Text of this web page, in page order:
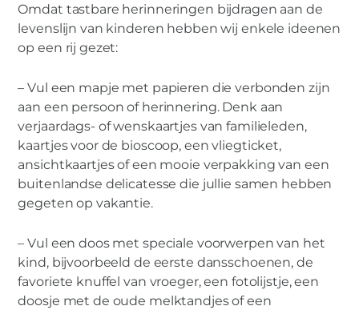
Omdat tastbare herinneringen bijdragen aan de
levenslijn van kinderen hebben wij enkele ideenen
op een rij gezet:
– Vul een mapje met papieren die verbonden zijn
aan een persoon of herinnering. Denk aan
verjaardags- of wenskaartjes van familieleden,
kaartjes voor de bioscoop, een vliegticket,
ansichtkaartjes of een mooie verpakking van een
buitenlandse delicatesse die jullie samen hebben
gegeten op vakantie.
– Vul een doos met speciale voorwerpen van het
kind, bijvoorbeeld de eerste dansschoenen, de
favoriete knuffel van vroeger, een fotolijstje, een
doosje met de oude melktandjes of een